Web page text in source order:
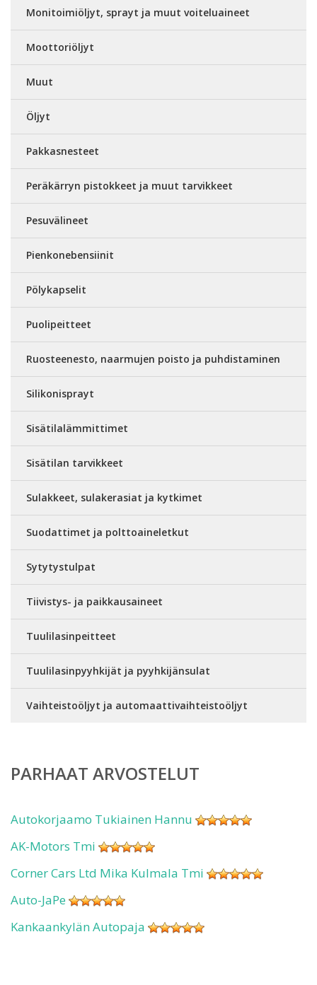
Monitoimiöljyt, sprayt ja muut voiteluaineet
Moottoriöljyt
Muut
Öljyt
Pakkasnesteet
Peräkärryn pistokkeet ja muut tarvikkeet
Pesuvälineet
Pienkonebensiinit
Pölykapselit
Puolipeitteet
Ruosteenesto, naarmujen poisto ja puhdistaminen
Silikonisprayt
Sisätilalämmittimet
Sisätilan tarvikkeet
Sulakkeet, sulakerasiat ja kytkimet
Suodattimet ja polttoaineletkut
Sytytystulpat
Tiivistys- ja paikkausaineet
Tuulilasinpeitteet
Tuulilasinpyyhkijät ja pyyhkijänsulat
Vaihteistoöljyt ja automaattivaihteistoöljyt
PARHAAT ARVOSTELUT
Autokorjaamo Tukiainen Hannu
AK-Motors Tmi
Corner Cars Ltd Mika Kulmala Tmi
Auto-JaPe
Kankaankylän Autopaja